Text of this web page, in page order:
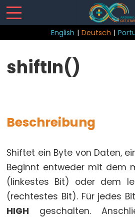
English | Deutsch |
Structure
break
continue
do...while
shiftIn()
Beschreibung
Shiftet ein Byte von Daten,
Beginnt entweder mit dem
(linkestes Bit) oder dem
(rechtestes Bit). Für jedes
HIGH geschalten.